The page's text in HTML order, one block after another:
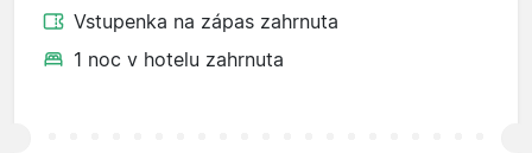
Vstupenka na zápas zahrnuta
1 noc v hotelu zahrnuta